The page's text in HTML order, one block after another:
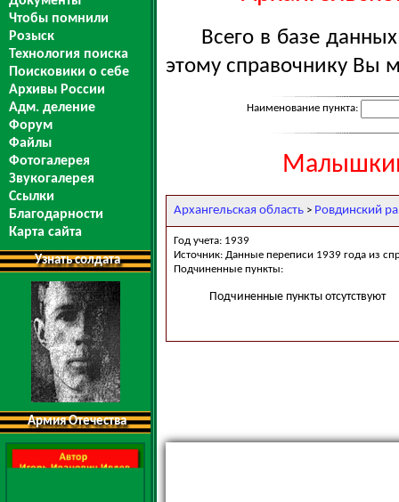
Чтобы помнили
Розыск
Технология поиска
Поисковики о себе
Архивы России
Адм. деление
Форум
Файлы
Фотогалерея
Звукогалерея
Ссылки
Благодарности
Карта сайта
Узнать солдата
Армия Отечества
Всего в базе
этому справочнику Вы
Наименование пункта:
Архангельская область > Ровдинский
Год учета: 1939
Источник: Данные переписи 1939 года из
Подчиненные пункты:
Подчиненные пункты отсутствуют